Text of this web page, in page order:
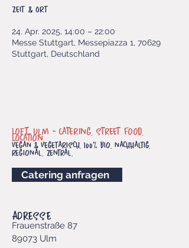
Zeit & Ort
24. Apr. 2025, 14:00 – 22:00
Messe Stuttgart, Messepiazza 1, 70629
Stuttgart, Deutschland
Loft. Ulm - Catering. Street Food.
Location.
vegan & vegetarisch. 100% bio. nachhaltig.
regional. Zentral.
Catering anfragen
ADRESSE
Frauenstraße 87
89073 Ulm